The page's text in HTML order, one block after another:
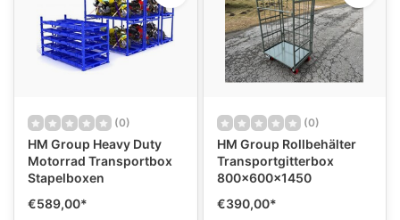
(0)
HM Group Heavy Duty
Motorrad Transportbox
Stapelboxen
€589,00*
(0)
HM Group Rollbehälter
Transportgitterbox
800×600×1450
€390,00*